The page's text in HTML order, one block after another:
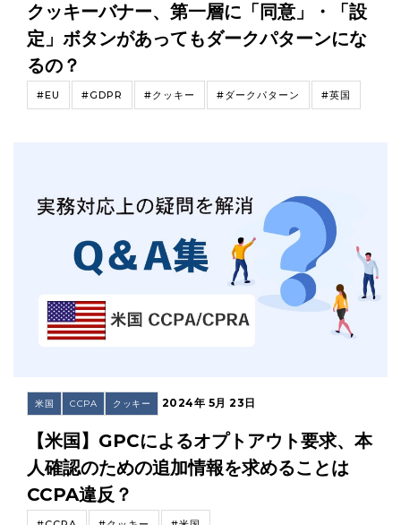
クッキーバナー、第一層に「同意」・「設
定」ボタンがあってもダークパターンにな
るの？
#EU #GDPR #クッキー #ダークパターン #英国
米国 CCPA クッキー 2024年 5月 23日
【米国】GPCによるオプトアウト要求、本
人確認のための追加情報を求めることは
CCPA違反？